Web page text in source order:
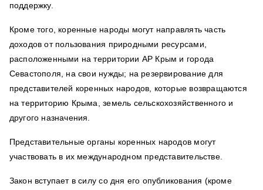
поддержку.
Кроме того, коренные народы могут направлять часть
доходов от пользования природными ресурсами,
расположенными на территории АР Крым и города
Севастополя, на свои нужды; на резервирование для
представителей коренных народов, которые возвращаются
на территорию Крыма, земель сельскохозяйственного и
другого назначения.
Представительные органы коренных народов могут
участвовать в их международном представительстве.
Закон вступает в силу со дня его опубликования (кроме